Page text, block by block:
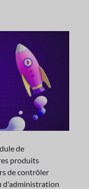
de
produits
de contrôler
d'administration